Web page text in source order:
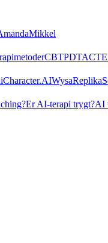
Mikkel
CBTPDTACT
Character.AIWysaReplika
Er AI-terapi trygt?AI